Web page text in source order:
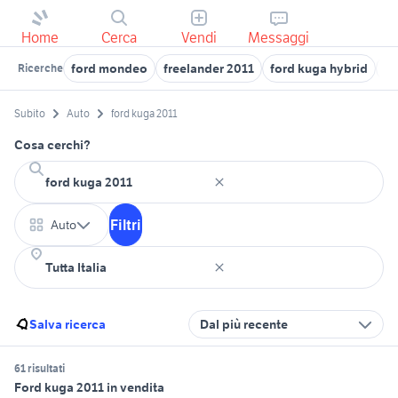
Home Cerca Vendi Messaggi
Ricerche ford mondeo freelander 2011 ford kuga hybrid
Subito Auto ford kuga 2011
Cosa cerchi?
Auto Filtri
Salva ricerca Dal più recente
61 risultati
Ford kuga 2011 in vendita